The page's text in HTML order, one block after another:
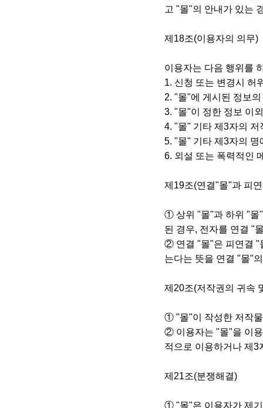
고 "몰"의 안내가 있는
제18조(이용자의 의무)
이용자는 다음 행위를
1. 신청 또는 변경시 허
2. "몰"에 게시된 정보
3. "몰"이 정한 정보 이
4. "몰" 기타 제3자의
5. "몰" 기타 제3자의
6. 외설 또는 폭력적인
제19조(연결"몰"과 피
① 상위 "몰"과 하위 "몰"
된 경우, 전자를 연결 "
② 연결 "몰"은 피연결 "
는다는 뜻을 연결 "몰"
제20조(저작권의 귀속
① "몰"이 작성한 저작
② 이용자는 "몰"을 이용
적으로 이용하거나 제
제21조(분쟁해결)
① "몰"은 이용자가 제기